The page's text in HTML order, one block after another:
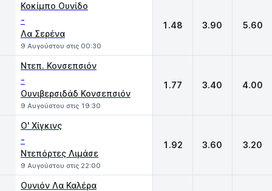
Κοκίμπο Ουνίδο
-
Λα Σερένα
9 Αυγούστου στις 00:30
1.48 3.90 5.60
Ντεπ. Κονσεπσιόν
-
Ουνιβερσιδάδ Κονσεπσιόν
9 Αυγούστου στις 19:30
1.77 3.40 4.00
Ο' Χίγκινς
-
Ντεπόρτες Λιμάσε
9 Αυγούστου στις 22:00
1.92 3.60 3.20
Ουνιόν Λα Καλέρα